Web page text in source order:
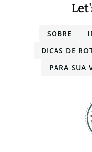
SOBRE
DICAS DE
PARA SUA